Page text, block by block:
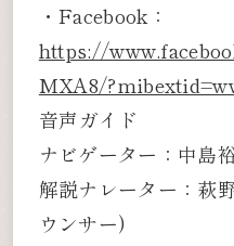
・Facebook：
https://
MXA8/
音声ガイド
ナビゲーター：中島
解説ナレーター：萩
ウンサー)